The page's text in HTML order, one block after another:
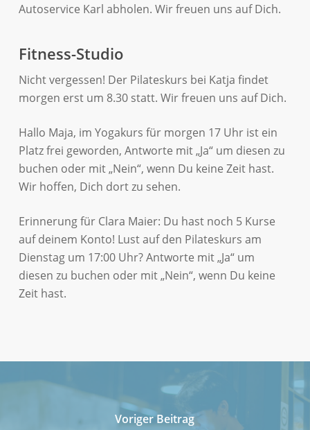
Autoservice Karl abholen. Wir freuen uns auf Dich.
Fitness-Studio
Nicht vergessen! Der Pilateskurs bei Katja findet
morgen erst um 8.30 statt. Wir freuen uns auf Dich.
Hallo Maja, im Yogakurs für morgen 17 Uhr ist ein
Platz frei geworden, Antworte mit „Ja“ um diesen zu
buchen oder mit „Nein“, wenn Du keine Zeit hast.
Wir hoffen, Dich dort zu sehen.
Erinnerung für Clara Maier: Du hast noch 5 Kurse
auf deinem Konto! Lust auf den Pilateskurs am
Dienstag um 17:00 Uhr? Antworte mit „Ja“ um
diesen zu buchen oder mit „Nein“, wenn Du keine
Zeit hast.
Voriger Beitrag